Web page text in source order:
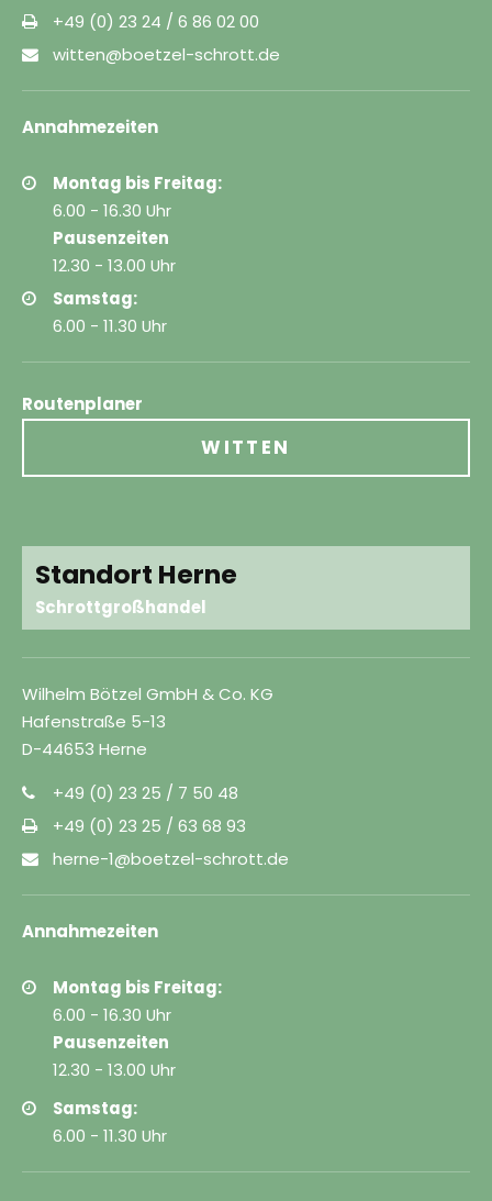
+49 (0) 23 24 / 6 86 02 00
witten@boetzel-schrott.de
Annahmezeiten
Montag bis Freitag:
6.00 - 16.30 Uhr
Pausenzeiten
12.30 - 13.00 Uhr
Samstag:
6.00 - 11.30 Uhr
Routenplaner
WITTEN
Standort Herne
Schrottgroßhandel
Wilhelm Bötzel GmbH & Co. KG
Hafenstraße 5-13
D-44653 Herne
+49 (0) 23 25 / 7 50 48
+49 (0) 23 25 / 63 68 93
herne-1@boetzel-schrott.de
Annahmezeiten
Montag bis Freitag:
6.00 - 16.30 Uhr
Pausenzeiten
12.30 - 13.00 Uhr
Samstag:
6.00 - 11.30 Uhr